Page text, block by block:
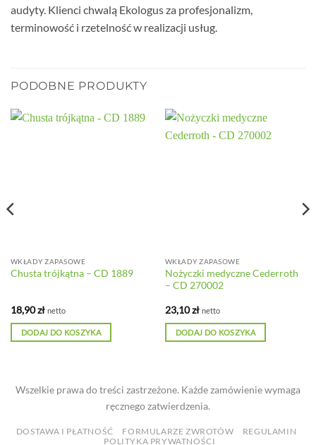
audyty. Klienci chwalą Ekologus za profesjonalizm,
terminowość i rzetelność w realizacji usług.
PODOBNE PRODUKTY
WKŁADY ZAPASOWE
Chusta trójkątna – CD 1889
18,90zł netto
DODAJ DO KOSZYKA
WKŁADY ZAPASOWE
Nożyczki medyczne Cederroth
– CD 270002
23,10zł netto
DODAJ DO KOSZYKA
Wszelkie prawa do treści zastrzeżone. Każde zamówienie wymaga
ręcznego zatwierdzenia.
DOSTAWA I PŁATNOŚĆ FORMULARZE ZWROTÓW
REGULAMIN
POLITYKA PRYWATNOŚCI